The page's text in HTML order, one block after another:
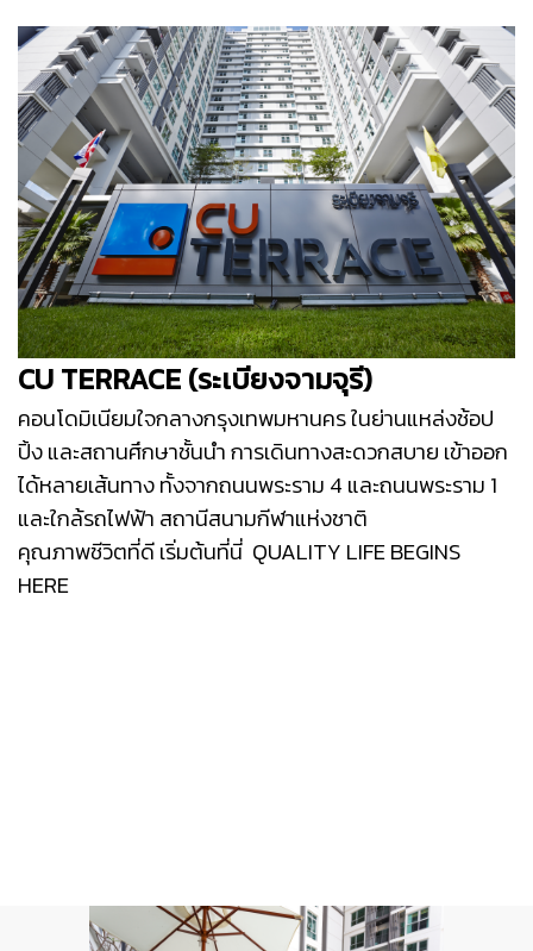
CU TERRACE (ระเบียงจามจุรี)
คอนโดมิเนียมใจกลางกรุงเทพมหานคร ในย่านแหล่งช้อป
ปิ้ง และสถานศึกษาชั้นนำ การเดินทางสะดวกสบาย เข้าออก
ได้หลายเส้นทาง ทั้งจากถนนพระราม 4 และถนนพระราม 1
และใกล้รถไฟฟ้า สถานีสนามกีฬาแห่งชาติ
คุณภาพชีวิตที่ดี เริ่มต้นที่นี่ QUALITY LIFE BEGINS
HERE